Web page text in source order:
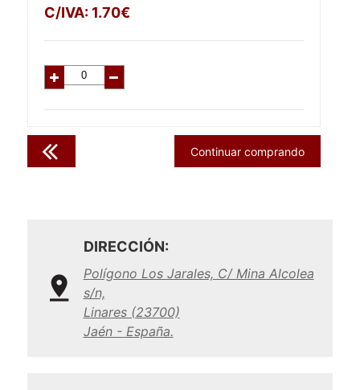
C/IVA: 1.70€
Continuar comprando
DIRECCIÓN:
Polígono Los Jarales, C/ Mina Alcolea
s/n,
Linares (23700)
Jaén - España.